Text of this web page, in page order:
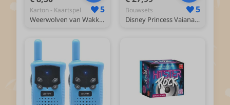
Karton - Kaartspel 5
Weerwolven van Wakkerdam Karakters uitbreiding - Kaartspel
Bouwsets 5
Disney Princess Vaiana 2 Heihei Bouwbare Dierenmodelset 43272